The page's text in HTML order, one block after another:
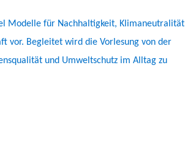
Modelle für Nachhaltigkeit, Klimaneutralität
vor. Begleitet wird die Vorlesung von der
und Umweltschutz im Alltag zu